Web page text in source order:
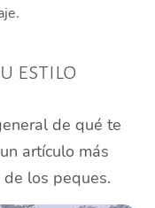
estilo
de qué te
artículo más
los peques.